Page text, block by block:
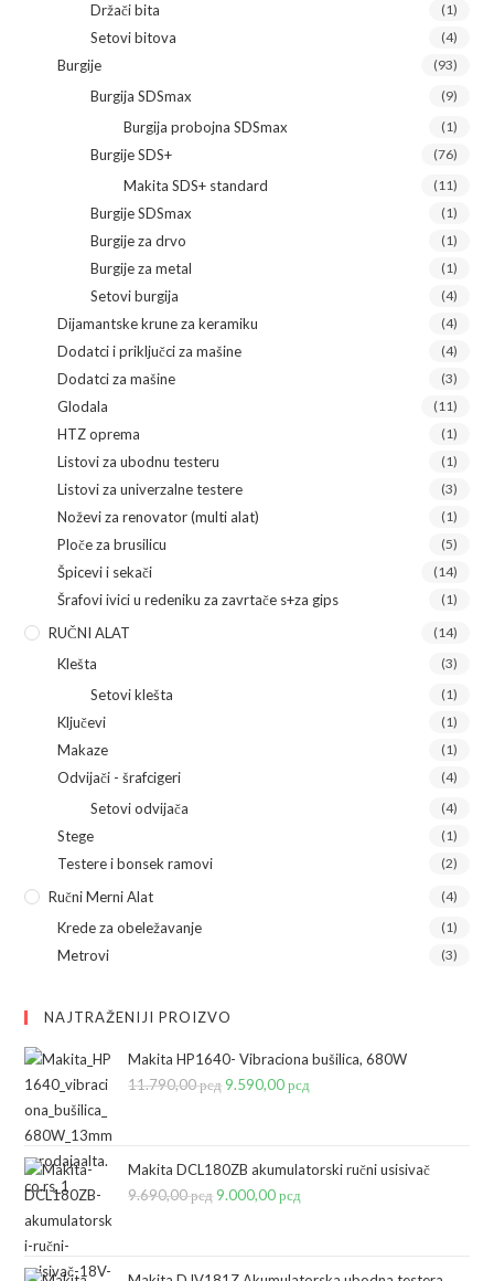
Držači bita (1)
Setovi bitova (4)
Burgije (93)
Burgija SDSmax (9)
Burgija probojna SDSmax (1)
Burgije SDS+ (76)
Makita SDS+ standard (11)
Burgije SDSmax (1)
Burgije za drvo (1)
Burgije za metal (1)
Setovi burgija (4)
Dijamantske krune za keramiku (4)
Dodatci i priključci za mašine (4)
Dodatci za mašine (3)
Glodala (11)
HTZ oprema (1)
Listovi za ubodnu testeru (1)
Listovi za univerzalne testere (3)
Noževi za renovator (multi alat) (1)
Ploče za brusilicu (5)
Špicevi i sekači (14)
Šrafovi ivici u redeniku za zavrtače s+za gips (1)
RUČNI ALAT (14)
Klešta (3)
Setovi klešta (1)
Ključevi (1)
Makaze (1)
Odvijači - šrafcigeri (4)
Setovi odvijača (4)
Stege (1)
Testere i bonsek ramovi (2)
Ručni Merni Alat (4)
Krede za obeležavanje (1)
Metrovi (3)
NAJTRAŽENIJI PROIZVO
Makita HP1640- Vibraciona bušilica, 680W
11.790,00рсд Originalna
bila:
11.790,00 рсд.
9.590,00рсд
9.590,00 рсд.
Makita DCL180ZB akumulatorski ručni usisivač
9.690,00рсд Originalna
9.000,00рсд